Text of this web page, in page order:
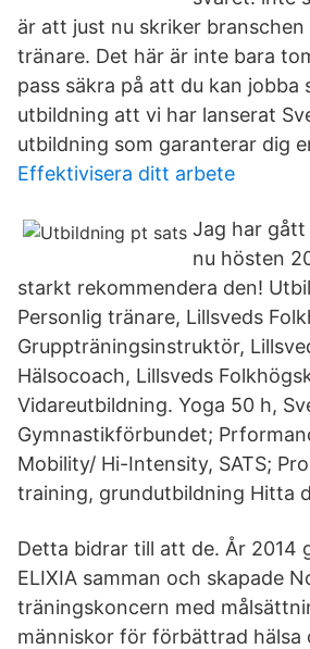
är att just nu skriker
tränare. Det här är inte bara
pass säkra på att du kan jobba
utbildning att vi har lanserat
utbildning som garanterar dig
Effektivisera ditt arbete
Jag har
nu hösten
starkt rekommendera den!
Personlig tränare, Lillsveds
Gruppträningsinstruktör,
Hälsocoach, Lillsveds
Vidareutbildning. Yoga 50 h,
Gymnastikförbundet;
Mobility/ Hi-Intensity, SATS;
training, grundutbildning Hitta
Detta bidrar till att de. År 2014
ELIXIA samman och skapade
träningskoncern med
människor för förbättrad hälsa